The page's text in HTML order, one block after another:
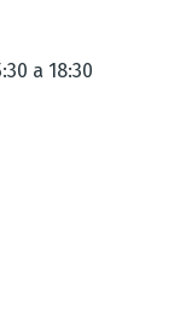
a 18:30